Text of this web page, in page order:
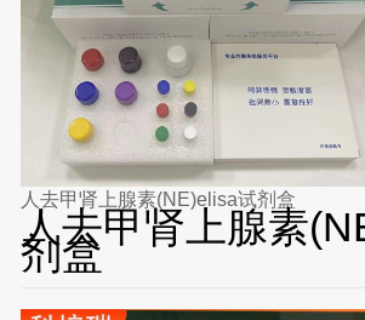
人去甲肾上腺素(NE)elisa试剂盒
人去甲肾上腺素
剂盒